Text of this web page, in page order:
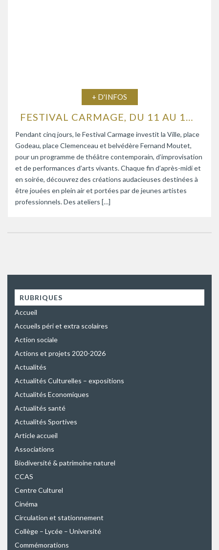
+ D'INFOS
FESTIVAL CARMAGE, DU 11 AU 15 AOÛT 2026
Pendant cinq jours, le Festival Carmage investit la Ville, place
Godeau, place Clemenceau et belvédère Fernand Moutet,
pour un programme de théâtre contemporain, d’improvisation
et de performances d’arts vivants. Chaque fin d’après-midi et
en soirée, découvrez des créations audacieuses destinées à
être jouées en plein air et portées par de jeunes artistes
professionnels. Des ateliers […]
RUBRIQUES
Accueil
Accueils péri et extra scolaires
Action sociale
Actions et projets 2020-2026
Actualités
Actualités Culturelles – expositions
Actualités Economiques
Actualités santé
Actualités Sportives
Article accueil
Associations
Biodiversité & patrimoine naturel
CCAS
Centre Culturel
Cinéma
Circulation et stationnement
Collège – Lycée – Université
Commémorations